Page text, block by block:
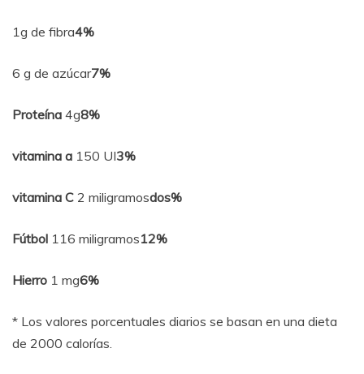
1g de fibra4%
6 g de azúcar7%
Proteína 4g8%
vitamina a 150 UI3%
vitamina C 2 miligramosdos%
Fútbol 116 miligramos12%
Hierro 1 mg6%
* Los valores porcentuales diarios se basan en una dieta
de 2000 calorías.